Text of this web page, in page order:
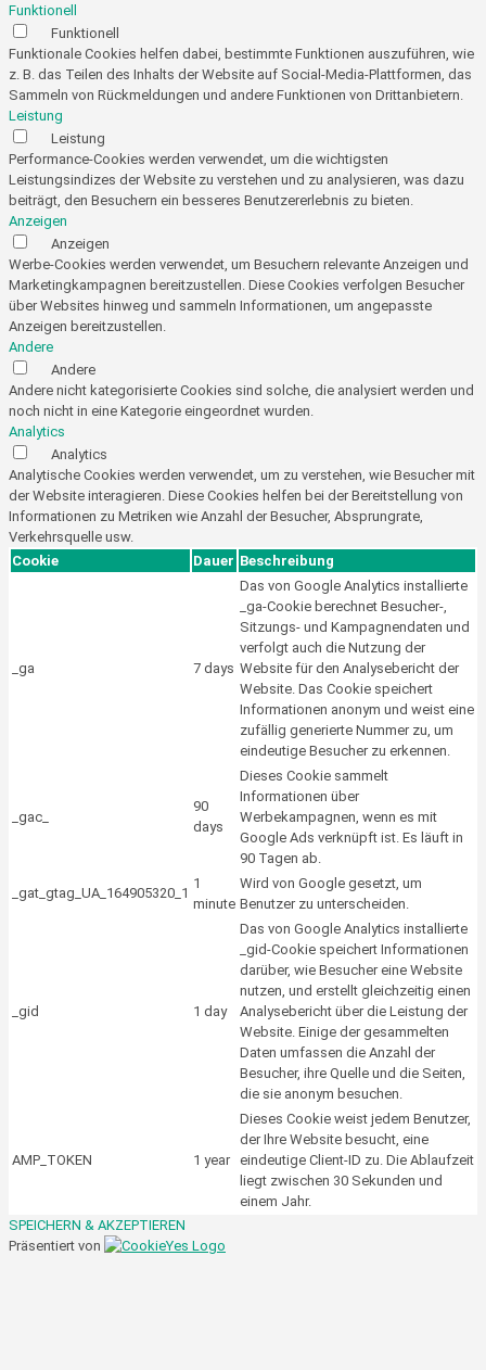
Funktionell
Funktionell
Funktionale Cookies helfen dabei, bestimmte Funktionen auszuführen, wie
z. B. das Teilen des Inhalts der Website auf Social-Media-Plattformen, das
Sammeln von Rückmeldungen und andere Funktionen von Drittanbietern.
Leistung
Leistung
Performance-Cookies werden verwendet, um die wichtigsten
Leistungsindizes der Website zu verstehen und zu analysieren, was dazu
beiträgt, den Besuchern ein besseres Benutzererlebnis zu bieten.
Anzeigen
Anzeigen
Werbe-Cookies werden verwendet, um Besuchern relevante Anzeigen und
Marketingkampagnen bereitzustellen. Diese Cookies verfolgen Besucher
über Websites hinweg und sammeln Informationen, um angepasste
Anzeigen bereitzustellen.
Andere
Andere
Andere nicht kategorisierte Cookies sind solche, die analysiert werden und
noch nicht in eine Kategorie eingeordnet wurden.
Analytics
Analytics
Analytische Cookies werden verwendet, um zu verstehen, wie Besucher mit
der Website interagieren. Diese Cookies helfen bei der Bereitstellung von
Informationen zu Metriken wie Anzahl der Besucher, Absprungrate,
Verkehrsquelle usw.
Cookie
Dauer Beschreibung
_ga 7 days
Das von Google Analytics installierte
_ga-Cookie berechnet Besucher-,
Sitzungs- und Kampagnendaten und
verfolgt auch die Nutzung der
Website für den Analysebericht der
Website. Das Cookie speichert
Informationen anonym und weist eine
zufällig generierte Nummer zu, um
eindeutige Besucher zu erkennen.
_gac_
90
days
Dieses Cookie sammelt
Informationen über
Werbekampagnen, wenn es mit
Google Ads verknüpft ist. Es läuft in
90 Tagen ab.
_gat_gtag_UA_164905320_1
1
minute
Wird von Google gesetzt, um
Benutzer zu unterscheiden.
_gid 1 day
Das von Google Analytics installierte
_gid-Cookie speichert Informationen
darüber, wie Besucher eine Website
nutzen, und erstellt gleichzeitig einen
Analysebericht über die Leistung der
Website. Einige der gesammelten
Daten umfassen die Anzahl der
Besucher, ihre Quelle und die Seiten,
die sie anonym besuchen.
AMP_TOKEN 1 year
Dieses Cookie weist jedem Benutzer,
der Ihre Website besucht, eine
eindeutige Client-ID zu. Die Ablaufzeit
liegt zwischen 30 Sekunden und
einem Jahr.
SPEICHERN & AKZEPTIEREN
Präsentiert von